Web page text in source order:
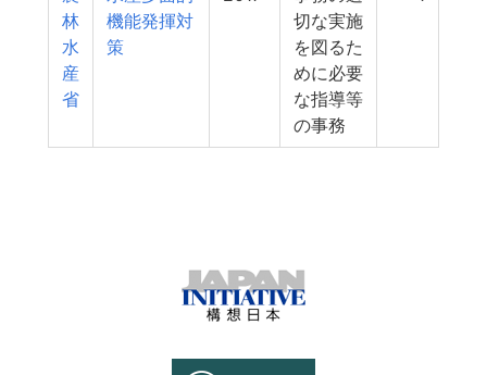
林
水
産
省
機能発揮対
策
切な実施
を図るた
めに必要
な指導等
の事務